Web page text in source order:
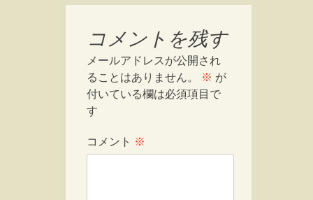
コメントを残す
メールアドレスが公開され
ることはありません。
※ が
付いている欄は必須項目で
す
コメント ※